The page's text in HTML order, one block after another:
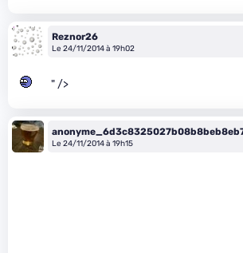
Reznor26
Le 24/11/2014 à 19h02
" />
Le 24/11/2014 à 19h15